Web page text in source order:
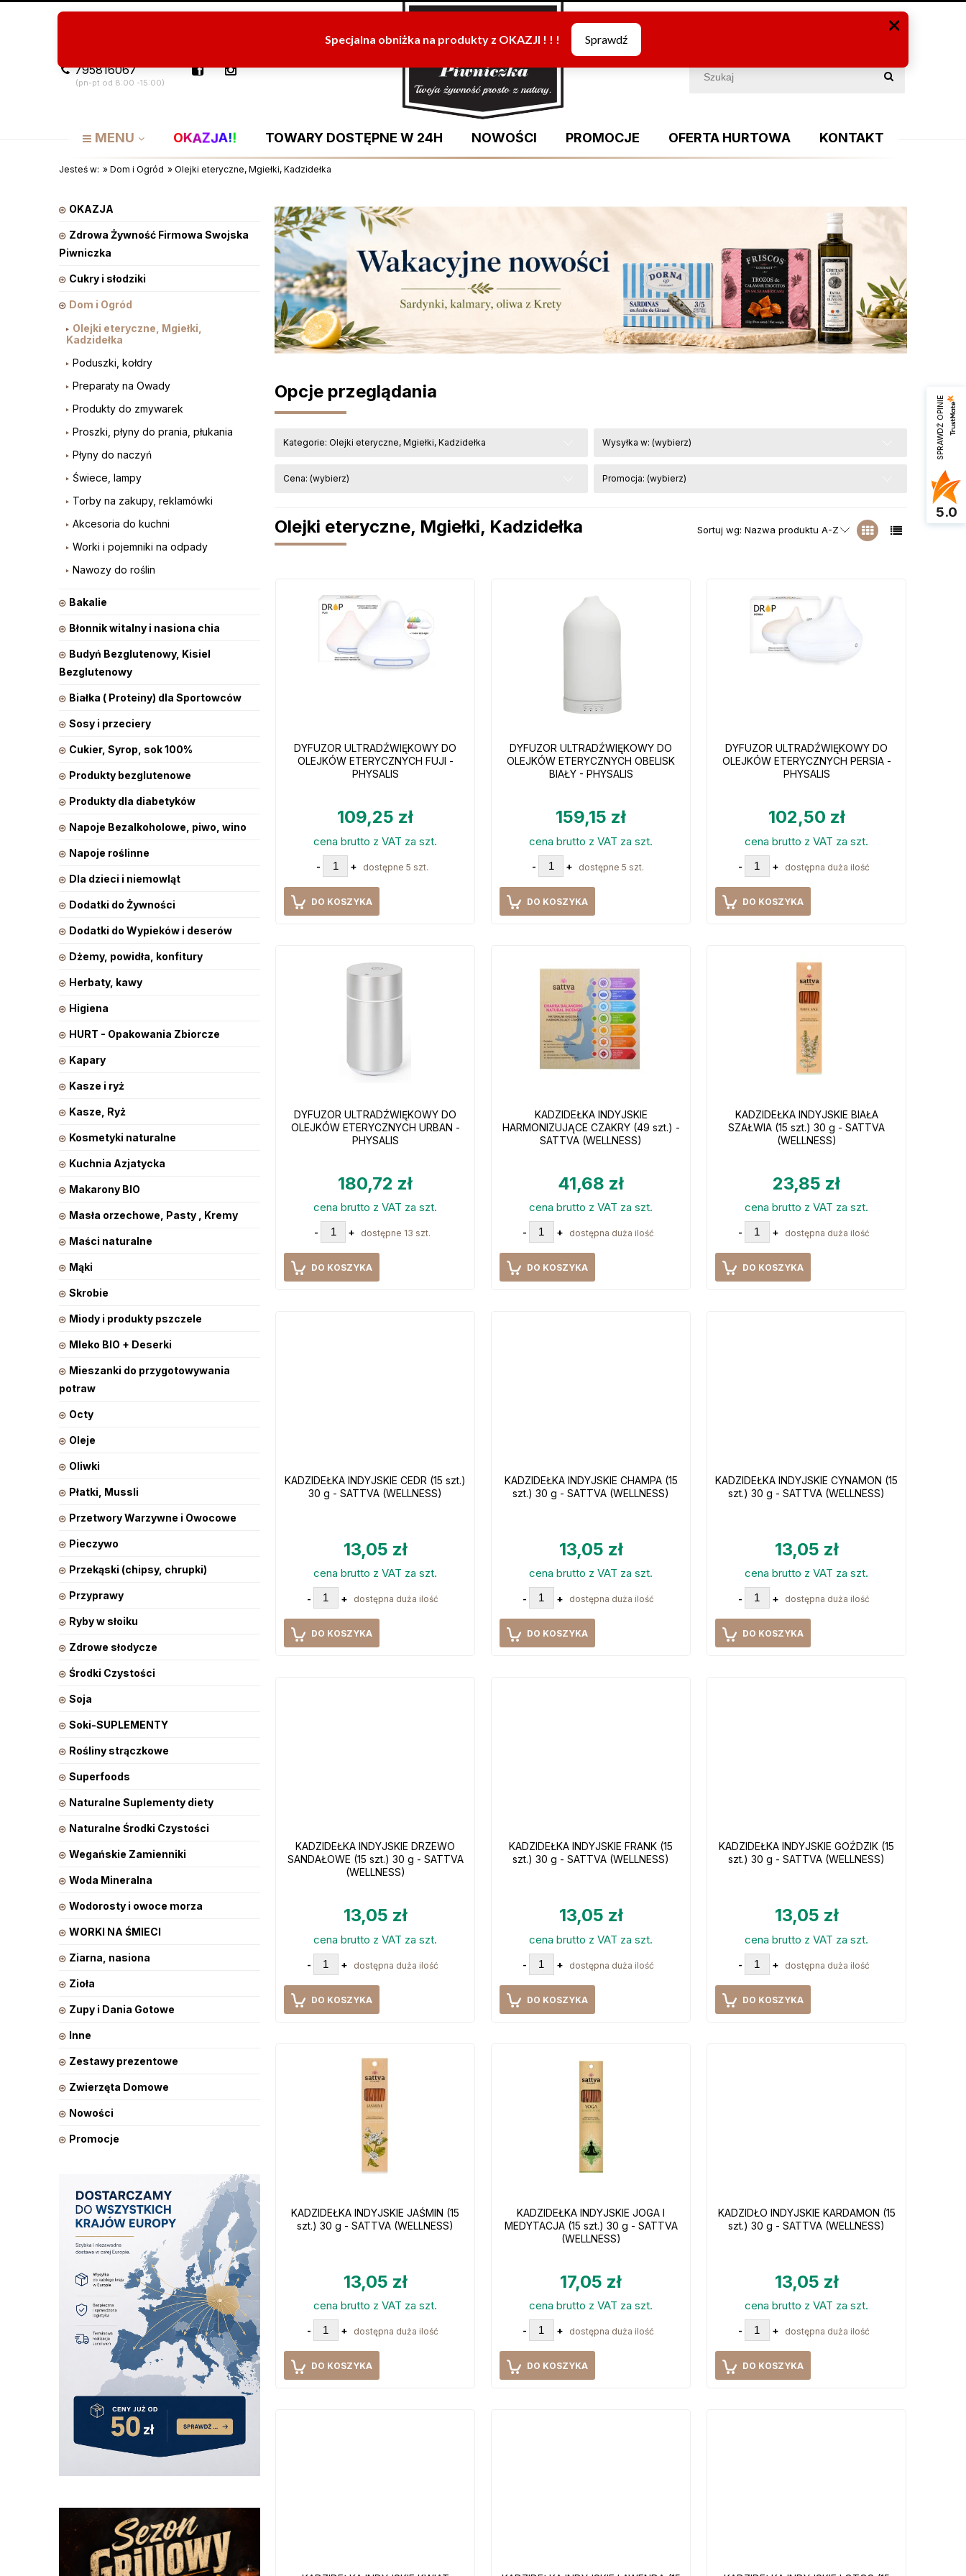
795816067
(pn-pt od 8:00 -15:00)
MENU OKAZJA!! TOWARY DOSTĘPNE W 24H NOWOŚCI PROMOCJE OFERTA HURTOWA KONTAKT
Jesteś w: » Dom i Ogród » Olejki eteryczne, Mgiełki, Kadzidełka
OKAZJA
Zdrowa Żywność Firmowa Swojska
Piwniczka
Cukry i słodziki
Dom i Ogród
Olejki eteryczne, Mgiełki,
Kadzidełka
Poduszki, kołdry
Preparaty na Owady
Produkty do zmywarek
Proszki, płyny do prania, płukania
Płyny do naczyń
Świece, lampy
Torby na zakupy, reklamówki
Akcesoria do kuchni
Worki i pojemniki na odpady
Nawozy do roślin
Bakalie
Błonnik witalny i nasiona chia
Budyń Bezglutenowy, Kisiel
Bezglutenowy
Białka ( Proteiny) dla Sportowców
Sosy i przeciery
Cukier, Syrop, sok 100%
Produkty bezglutenowe
Produkty dla diabetyków
Napoje Bezalkoholowe, piwo, wino
Napoje roślinne
Dla dzieci i niemowląt
Dodatki do Żywności
Dodatki do Wypieków i deserów
Dżemy, powidła, konfitury
Herbaty, kawy
Higiena
HURT - Opakowania Zbiorcze
Kapary
Kasze i ryż
Kasze, Ryż
Kosmetyki naturalne
Kuchnia Azjatycka
Makarony BIO
Masła orzechowe, Pasty , Kremy
Maści naturalne
Mąki
Skrobie
Miody i produkty pszczele
Mleko BIO + Deserki
Mieszanki do przygotowywania
potraw
Octy
Oleje
Oliwki
Płatki, Mussli
Przetwory Warzywne i Owocowe
Pieczywo
Przekąski (chipsy, chrupki)
Przyprawy
Ryby w słoiku
Zdrowe słodycze
Środki Czystości
Soja
Soki-SUPLEMENTY
Rośliny strączkowe
Superfoods
Naturalne Suplementy diety
Naturalne Środki Czystości
Wegańskie Zamienniki
Woda Mineralna
Wodorosty i owoce morza
WORKI NA ŚMIECI
Ziarna, nasiona
Zioła
Zupy i Dania Gotowe
Inne
Zestawy prezentowe
Zwierzęta Domowe
Nowości
Promocje
Opcje przeglądania
Kategorie: Olejki eteryczne, Mgiełki, Kadzidełka Wysyłka w: (wybierz)
Cena: (wybierz) Promocja: (wybierz)
Olejki eteryczne, Mgiełki, Kadzidełka Sortuj wg: Nazwa produktu A-Z
DYFUZOR ULTRADŹWIĘKOWY DO
OLEJKÓW ETERYCZNYCH FUJI -
PHYSALIS
109,25 zł
cena brutto z VAT za szt.
- + dostępne 5 szt.
DO KOSZYKA
DYFUZOR ULTRADŹWIĘKOWY DO
OLEJKÓW ETERYCZNYCH OBELISK
BIAŁY - PHYSALIS
159,15 zł
cena brutto z VAT za szt.
- + dostępne 5 szt.
DO KOSZYKA
DYFUZOR ULTRADŹWIĘKOWY DO
OLEJKÓW ETERYCZNYCH PERSIA -
PHYSALIS
102,50 zł
cena brutto z VAT za szt.
- + dostępna duża ilość
DO KOSZYKA
DYFUZOR ULTRADŹWIĘKOWY DO
OLEJKÓW ETERYCZNYCH URBAN -
PHYSALIS
180,72 zł
cena brutto z VAT za szt.
- + dostępne 13 szt.
DO KOSZYKA
KADZIDEŁKA INDYJSKIE
HARMONIZUJĄCE CZAKRY (49 szt.) -
SATTVA (WELLNESS)
41,68 zł
cena brutto z VAT za szt.
- + dostępna duża ilość
DO KOSZYKA
KADZIDEŁKA INDYJSKIE BIAŁA
SZAŁWIA (15 szt.) 30 g - SATTVA
(WELLNESS)
23,85 zł
cena brutto z VAT za szt.
- + dostępna duża ilość
DO KOSZYKA
KADZIDEŁKA INDYJSKIE CEDR (15 szt.)
30 g - SATTVA (WELLNESS)
13,05 zł
cena brutto z VAT za szt.
- + dostępna duża ilość
DO KOSZYKA
KADZIDEŁKA INDYJSKIE CHAMPA (15
szt.) 30 g - SATTVA (WELLNESS)
13,05 zł
cena brutto z VAT za szt.
- + dostępna duża ilość
DO KOSZYKA
KADZIDEŁKA INDYJSKIE CYNAMON (15
szt.) 30 g - SATTVA (WELLNESS)
13,05 zł
cena brutto z VAT za szt.
- + dostępna duża ilość
DO KOSZYKA
KADZIDEŁKA INDYJSKIE DRZEWO
SANDAŁOWE (15 szt.) 30 g - SATTVA
(WELLNESS)
13,05 zł
cena brutto z VAT za szt.
- + dostępna duża ilość
DO KOSZYKA
KADZIDEŁKA INDYJSKIE FRANK (15
szt.) 30 g - SATTVA (WELLNESS)
13,05 zł
cena brutto z VAT za szt.
- + dostępna duża ilość
DO KOSZYKA
KADZIDEŁKA INDYJSKIE GOŹDZIK (15
szt.) 30 g - SATTVA (WELLNESS)
13,05 zł
cena brutto z VAT za szt.
- + dostępna duża ilość
DO KOSZYKA
KADZIDEŁKA INDYJSKIE JAŚMIN (15
szt.) 30 g - SATTVA (WELLNESS)
13,05 zł
cena brutto z VAT za szt.
- + dostępna duża ilość
DO KOSZYKA
KADZIDEŁKA INDYJSKIE JOGA I
MEDYTACJA (15 szt.) 30 g - SATTVA
(WELLNESS)
17,05 zł
cena brutto z VAT za szt.
- + dostępna duża ilość
DO KOSZYKA
KADZIDŁO INDYJSKIE KARDAMON (15
szt.) 30 g - SATTVA (WELLNESS)
13,05 zł
cena brutto z VAT za szt.
- + dostępna duża ilość
DO KOSZYKA
SPRAWDŹ OPINIE
5.0